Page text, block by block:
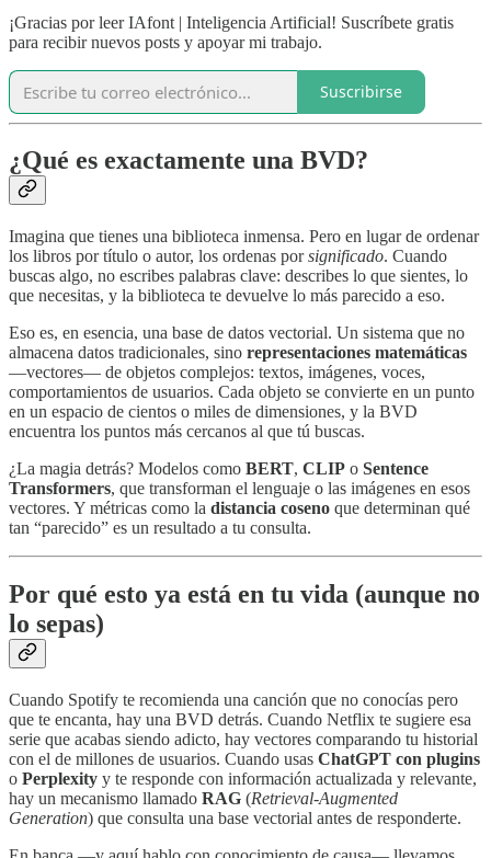
¡Gracias por leer IAfont | Inteligencia Artificial! Suscríbete gratis
para recibir nuevos posts y apoyar mi trabajo.
Suscribirse
¿Qué es exactamente una BVD?
Imagina que tienes una biblioteca inmensa. Pero en lugar de ordenar
los libros por título o autor, los ordenas porsignificado. Cuando
buscas algo, no escribes palabras clave: describes lo que sientes, lo
que necesitas, y la biblioteca te devuelve lo más parecido a eso.
Eso es, en esencia, una base de datos vectorial. Un sistema que no
almacena datos tradicionales, sino representaciones matemáticas
—vectores— de objetos complejos: textos, imágenes, voces,
comportamientos de usuarios. Cada objeto se convierte en un punto
en un espacio de cientos o miles de dimensiones, y la BVD
encuentra los puntos más cercanos al que tú buscas.
¿La magia detrás? Modelos como BERT, CLIP o Sentence
Transformers, que transforman el lenguaje o las imágenes en esos
vectores. Y métricas como la distancia coseno que determinan qué
tan “parecido” es un resultado a tu consulta.
Por qué esto ya está en tu vida (aunque no
lo sepas)
Cuando Spotify te recomienda una canción que no conocías pero
que te encanta, hay una BVD detrás. Cuando Netflix te sugiere esa
serie que acabas siendo adicto, hay vectores comparando tu historial
con el de millones de usuarios. Cuando usas ChatGPT con plugins
o Perplexity y te responde con información actualizada y relevante,
hay un mecanismo llamado RAG (Retrieval-Augmented
Generation) que consulta una base vectorial antes de responderte.